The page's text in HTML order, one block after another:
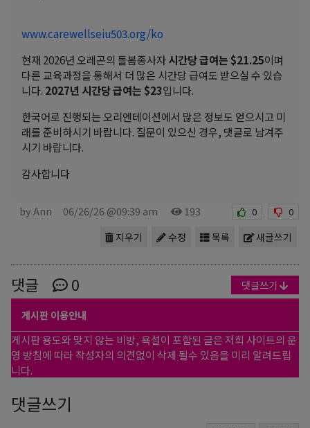
www.carewellseiu503.org/ko
현재 2026년 오레곤의 돌봄종사자시간당 급여는 $21.25이며
다른 교육과정을 통해서 더 많은 시간당 급여도 받으실 수 있습
니다. 2027년 시간당 급여는 $23입니다.
한국어로 진행되는 오리엔테이션에서 많은 정보도 얻으시고 미
래를 준비하시기 바랍니다. 질문이 있으신 경우, 댓글로 남겨주
시기 바랍니다.
감사합니다
by Ann 06/26/26 @09:39 am 193 0 0
새글쓰기
목록
수정
지우기
댓글 0 댓글쓰기
게시판 이용안내
게시판 용도와 맞지 않는 비방, 욕설이 포함된 글은 저희 사이트의 운
영 방침에 따라 작성자의 의견없이 삭제 될수 있음을 미리 알려드립
니다.
댓글쓰기